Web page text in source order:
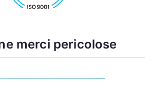
merci pericolose